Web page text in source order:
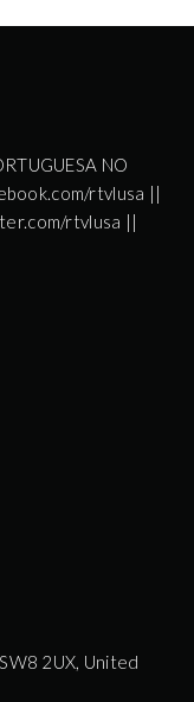
NO
rtvlusa ||
rtvlusa ||
2UX, United